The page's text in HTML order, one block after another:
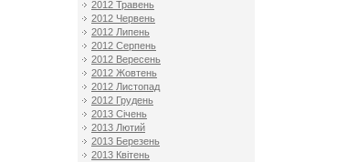
2012 Травень
2012 Червень
2012 Липень
2012 Серпень
2012 Вересень
2012 Жовтень
2012 Листопад
2012 Грудень
2013 Січень
2013 Лютий
2013 Березень
2013 Квітень